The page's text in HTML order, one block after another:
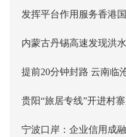
发挥平台作用服务香港
提前20分钟封路 云南临
贵阳“旅居专线”开进村寨
宁波口岸：企业信用成